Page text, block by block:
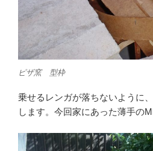
ピザ窯 型枠
乗せるレンガが落ちないように
します。今回家にあった薄手の